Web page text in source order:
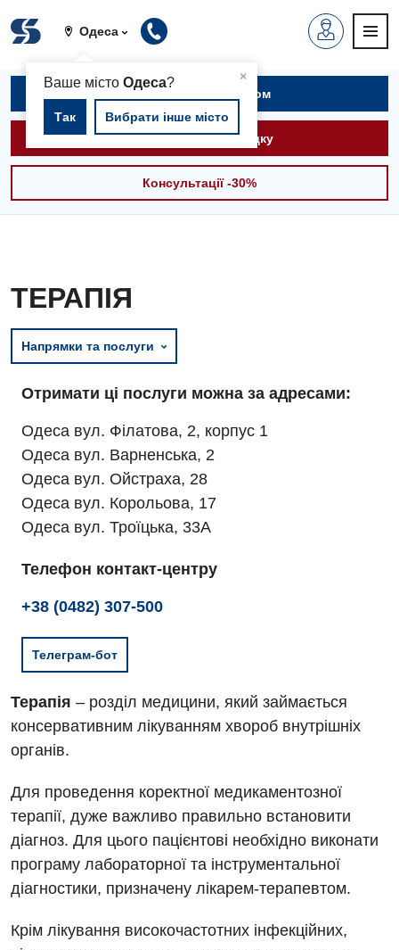
Одеса
×
Ваше містоОдеса?
Так Вибрати інше місто
Записатися на прийом
Викликати швидку
Консультації -30%
ТЕРАПІЯ
Напрямки та послуги
Отримати ці послуги можна за адресами:
Одеса вул. Філатова, 2, корпус 1
Одеса вул. Варненська, 2
Одеса вул. Ойстраха, 28
Одеса вул. Корольова, 17
Одеса вул. Троїцька, 33А
Телефон контакт-центру
+38 (0482) 307-500
Телеграм-бот
Терапія – розділ медицини, який займається
консервативним лікуванням хвороб внутрішніх
органів.
Для проведення коректної медикаментозної
терапії, дуже важливо правильно встановити
діагноз. Для цього пацієнтові необхідно виконати
програму лабораторної та інструментальної
діагностики, призначену лікарем-терапевтом.
Крім лікування високочастотних інфекційних,